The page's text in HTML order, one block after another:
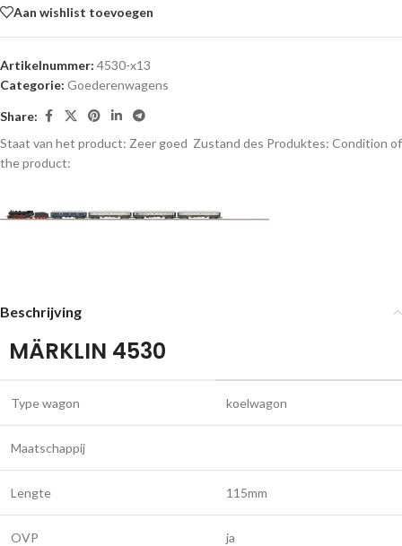
Aan wishlist toevoegen
Artikelnummer: 4530-x13
Categorie: Goederenwagens
Share:
Staat van het product: Zeer goed Zustand des Produktes: Condition of
the product:
Beschrijving
MÄRKLIN 4530
Type wagon koelwagon
Maatschappij
Lengte 115mm
OVP ja